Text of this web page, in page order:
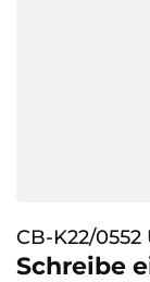
CB-K22/
Schreibe